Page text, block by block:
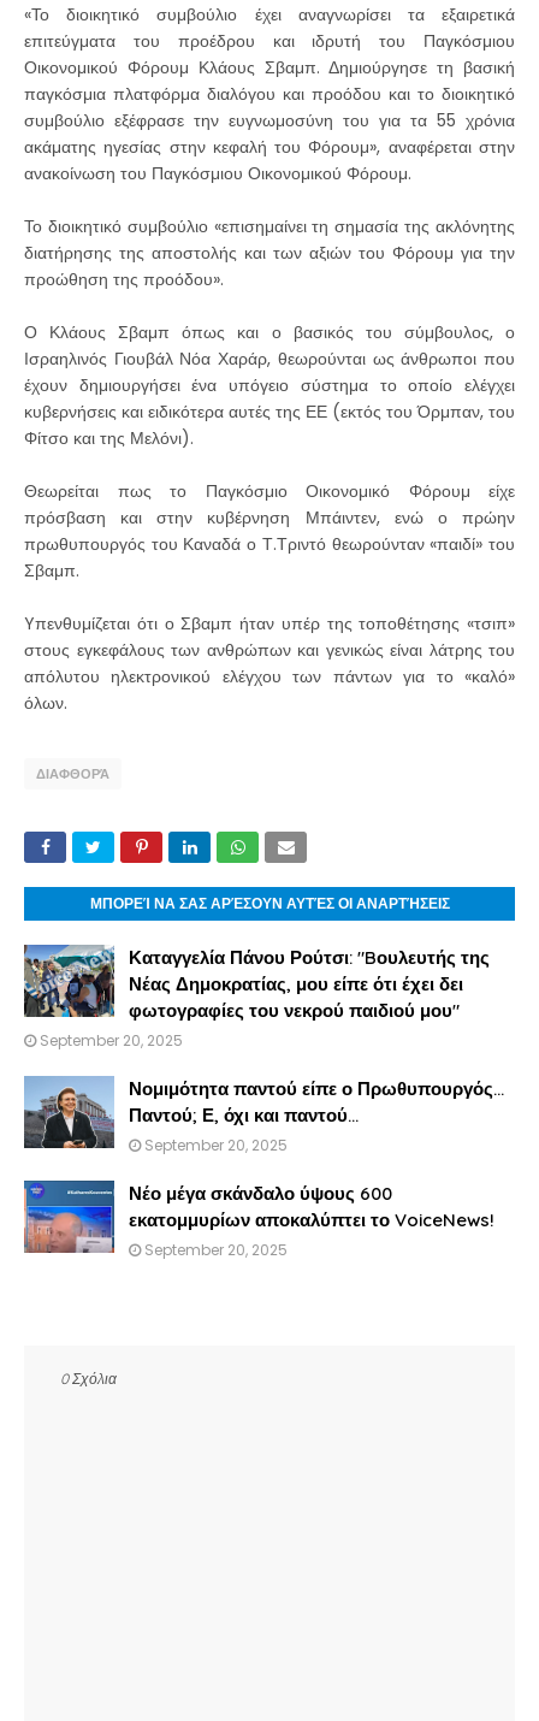
«Το διοικητικό συμβούλιο έχει αναγνωρίσει τα εξαιρετικά
επιτεύγματα του προέδρου και ιδρυτή του Παγκόσμιου
Οικονομικού Φόρουμ Κλάους Σβαμπ. Δημιούργησε τη βασική
παγκόσμια πλατφόρμα διαλόγου και προόδου και το διοικητικό
συμβούλιο εξέφρασε την ευγνωμοσύνη του για τα 55 χρόνια
ακάματης ηγεσίας στην κεφαλή του Φόρουμ», αναφέρεται στην
ανακοίνωση του Παγκόσμιου Οικονομικού Φόρουμ.
Το διοικητικό συμβούλιο «επισημαίνει τη σημασία της ακλόνητης
διατήρησης της αποστολής και των αξιών του Φόρουμ για την
προώθηση της προόδου».
Ο Κλάους Σβαμπ όπως και ο βασικός του σύμβουλος, ο
Ισραηλινός Γιουβάλ Νόα Χαράρ, θεωρούνται ως άνθρωποι που
έχουν δημιουργήσει ένα υπόγειο σύστημα το οποίο ελέγχει
κυβερνήσεις και ειδικότερα αυτές της ΕΕ (εκτός του Όρμπαν, του
Φίτσο και της Μελόνι).
Θεωρείται πως το Παγκόσμιο Οικονομικό Φόρουμ είχε
πρόσβαση και στην κυβέρνηση Μπάιντεν, ενώ ο πρώην
πρωθυπουργός του Καναδά ο Τ.Τριντό θεωρούνταν «παιδί» του
Σβαμπ.
Yπενθυμίζεται ότι ο Σβαμπ ήταν υπέρ της τοποθέτησης «τσιπ»
στους εγκεφάλους των ανθρώπων και γενικώς είναι λάτρης του
απόλυτου ηλεκτρονικού ελέγχου των πάντων για το «καλό»
όλων.
ΔΙΑΦΘΟΡΆ
ΜΠΟΡΕΊ ΝΑ ΣΑΣ ΑΡΈΣΟΥΝ ΑΥΤΈΣ ΟΙ ΑΝΑΡΤΉΣΕΙΣ
Καταγγελία Πάνου Ρούτσι: "Bουλευτής της
Νέας Δημοκρατίας, μου είπε ότι έχει δει
φωτογραφίες του νεκρού παιδιού μου"
September 20, 2025
Νομιμότητα παντού είπε ο Πρωθυπουργός...
Παντού; Ε, όχι και παντού...
September 20, 2025
Νέο μέγα σκάνδαλο ύψους 600
εκατομμυρίων αποκαλύπτει το VoiceNews!
September 20, 2025
0 Σχόλια